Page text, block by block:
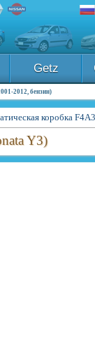
Getz
2012, бензин)
коробка
Y3)